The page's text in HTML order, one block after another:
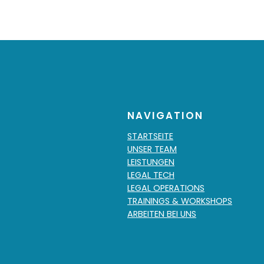
NAVIGATION
STARTSEITE
UNSER TEAM
LEISTUNGEN
LEGAL TECH
LEGAL OPERATIONS
TRAININGS & WORKSHOPS
ARBEITEN BEI UNS